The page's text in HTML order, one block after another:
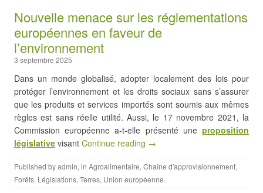
Nouvelle menace sur les réglementations
européennes en faveur de
l’environnement
3 septembre 2025
Dans un monde globalisé, adopter localement des lois pour
protéger l’environnement et les droits sociaux sans s’assurer
que les produits et services importés sont soumis aux mêmes
règles est sans réelle utilité. Aussi, le 17 novembre 2021, la
Commission européenne a-t-elle présenté une proposition
législative visant Continue reading →
Published byadmin, in Agroalimentaire, Chaîne d'approvisionnement,
Forêts, Législations, Terres, Union européenne.